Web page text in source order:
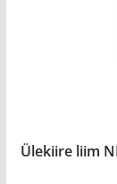
Ülekiire liim